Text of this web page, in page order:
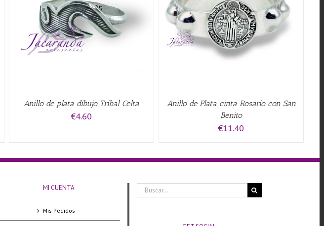
Anillo de plata dibujo Tribal Celta
€4.60
AÑADIR AL CARRITO / QUICK VIEW
Anillo de Plata cinta Rosario con San
Benito
€11.40
MI CUENTA
Mis Pedidos
Buscar: